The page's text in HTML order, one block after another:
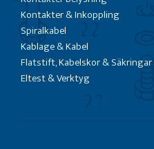
Kontakter & Inkoppling
Spiralkabel
Kablage & Kabel
Flatstift, Kabelskor & Säkringar
Eltest & Verktyg